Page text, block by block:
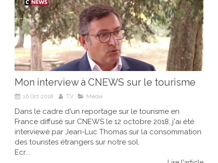
Mon interview à CNEWS sur le tourisme
16 Oct 2018 TV Média
Dans le cadre d'un reportage sur le tourisme en
France diffusé sur CNEWS le 12 octobre 2018, j'ai été
interviewé par Jean-Luc Thomas sur la consommation
des touristes étrangers sur notre sol.
Ecr...